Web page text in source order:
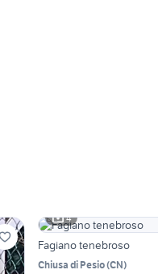
4
Fagiano tenebroso
Chiusa di Pesio(CN)